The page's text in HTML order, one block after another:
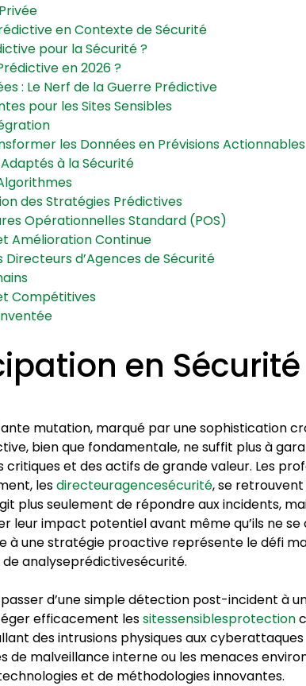
en Contexte de Sécurité
pour la Sécurité ?
en 2026 ?
: Le Nerf de la Guerre Prédictive
pour les Sites Sensibles
les Données en Prévisions Actionnables
à la Sécurité
des Stratégies Prédictives
Opérationnelles Standard (POS)
Amélioration Continue
d’Agences de Sécurité
Compétitives
en Sécurité
mutation, marqué par une sophistication
bien que fondamentale, ne suffit plus à
et des actifs de grande valeur. Les
lesdirecteuragencesécurité, se
plus seulement de répondre aux incidents,
leur impact potentiel avant même qu’ils ne
à une stratégie proactive représente le défi
analyseprédictivesécurité.
d’une simple détection post-incident à
efficacement lessitessensiblesprotection
des intrusions physiques aux cyberattaques
de malveillance interne ou les menaces
et de méthodologies innovantes.